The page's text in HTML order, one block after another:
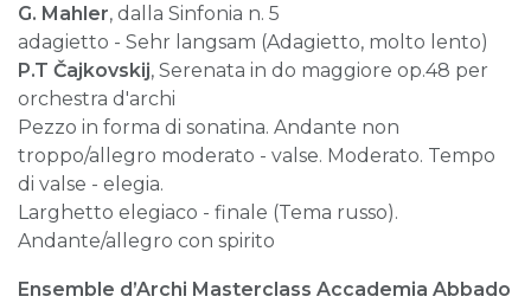
G. Mahler, dalla Sinfonia n. 5
adagietto - Sehr langsam (Adagietto, molto lento)
P.T Čajkovskij, Serenata in do maggiore op.48 per
orchestra d'archi
Pezzo in forma di sonatina. Andante non
troppo/allegro moderato - valse. Moderato. Tempo
di valse - elegia.
Larghetto elegiaco - finale (Tema russo).
Andante/allegro con spirito
Ensemble d’Archi Masterclass Accademia Abbado